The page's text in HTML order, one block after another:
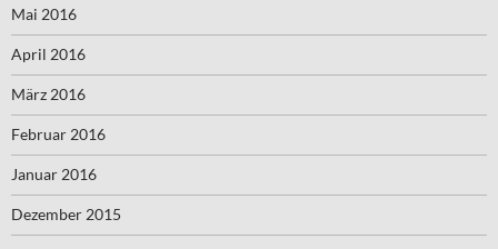
Mai 2016
April 2016
März 2016
Februar 2016
Januar 2016
Dezember 2015